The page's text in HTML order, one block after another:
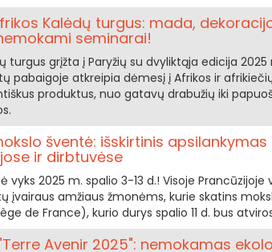
Kalėdų turgus: mada,
seminarai!
turgus grįžta į Paryžių su dvyliktąja edicija
pabaigoje atkreipia dėmesį į Afrikos ir
produktus, nuo gatavų drabužių iki
šventė: išskirtinis
ir dirbtuvėse
vyks 2025 m. spalio 3-13 d.! Visoje
įvairaus amžiaus žmonėms, kurie skatins
de France), kurio durys spalio 11 d. bus
Avenir 2025": nemokamas